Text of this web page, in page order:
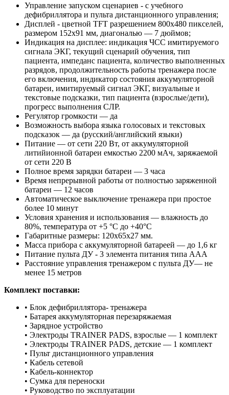
Управление запуском сценариев - с учебного
дефибриллятора и пульта дистанционного управления;
Дисплей - цветной TFT разрешением 800х480 пикселей,
размером 152х91 мм, диагональю — 7 дюймов;
Индикация на дисплее: индикация ЧСС имитируемого
сигнала ЭКГ, текущий сценарий обучения, тип
пациента, импеданс пациента, количество выполненных
разрядов, продолжительность работы тренажера после
его включения, индикатор состояния аккумуляторной
батареи, имитируемый сигнал ЭКГ, визуальные и
текстовые подсказки, тип пациента (взрослые/дети),
прогресс выполнения СЛР.
Регулятор громкости — да
Возможность выбора языка голосовых и текстовых
подсказок — да (русский/английский языки)
Питание — от сети 220 Вт, от аккумуляторной
литийионной батареи емкостью 2200 мАч, заряжаемой
от сети 220 В
Полное время зарядки батареи — 3 часа
Время непрерывной работы от полностью заряженной
батареи — 12 часов
Автоматическое выключение тренажера при простое
более 10 минут
Условия хранения и использования — влажность до
80%, температура от +5 °С до +40°С
Габаритные размеры: 120х65х27 мм.
Масса прибора с аккумуляторной батареей — до 1,6 кг
Питание пульта ДУ - 3 элемента питания типа ААА
Расстояние управления тренажером с пульта ДУ— не
менее 15 метров
Комплект поставки:
• Блок дефибриллятора- тренажера
• Батарея аккумуляторная перезаряжаемая
• Зарядное устройство
• Электроды TRAINER PADS, взрослые — 1 комплект
• Электроды TRAINER PADS, детские — 1 комплект
• Пульт дистанционного управления
• Кабель сетевой
• Кабель-коннектор
• Сумка для переноски
• Руководство по эксплуатации